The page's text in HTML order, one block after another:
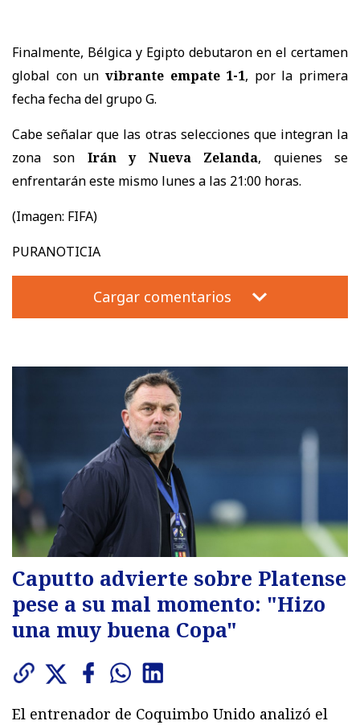
Finalmente, Bélgica y Egipto debutaron en el certamen
global con un vibrante empate 1-1, por la primera
fecha fecha del grupo G.
Cabe señalar que las otras selecciones que integran la
zona son Irán y Nueva Zelanda, quienes se
enfrentarán este mismo lunes a las 21:00 horas.
(Imagen: FIFA)
PURANOTICIA
Cargar comentarios
Caputto advierte sobre Platense
pese a su mal momento: "Hizo
una muy buena Copa"
El entrenador de Coquimbo Unido analizó el